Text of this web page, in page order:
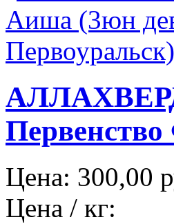
Цена: 300,00
Цена / кг: